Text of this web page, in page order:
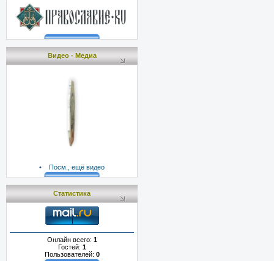
Видео - Медиа
• Посм., ещё видео
Статистика
Онлайн всего: 1
Гостей: 1
Пользователей: 0